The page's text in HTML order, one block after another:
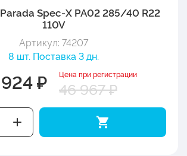
Spec-X PA02 285/40 R22
110V
Артикул: 74207
8 шт. Поставка 3 дн.
₽ Цена при регистрации
46 967 ₽